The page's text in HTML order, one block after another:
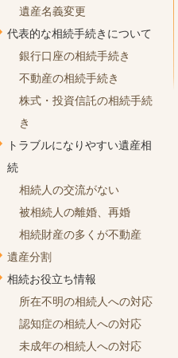
遺産名義変更
代表的な相続手続きについて
銀行口座の相続手続き
不動産の相続手続き
株式・投資信託の相続手続
き
トラブルになりやすい遺産相
続
相続人の交流がない
被相続人の離婚、再婚
相続財産の多くが不動産
遺産分割
相続お役立ち情報
所在不明の相続人への対応
認知症の相続人への対応
未成年の相続人への対応